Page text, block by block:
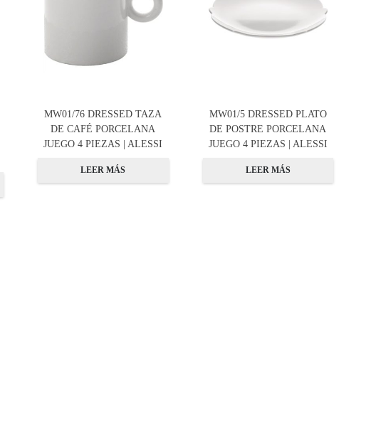
MW01/76 DRESSED TAZA
DE CAFÉ PORCELANA
JUEGO 4 PIEZAS | ALESSI
LEER MÁS
MW01/5 DRESSED PLATO
DE POSTRE PORCELANA
JUEGO 4 PIEZAS | ALESSI
LEER MÁS